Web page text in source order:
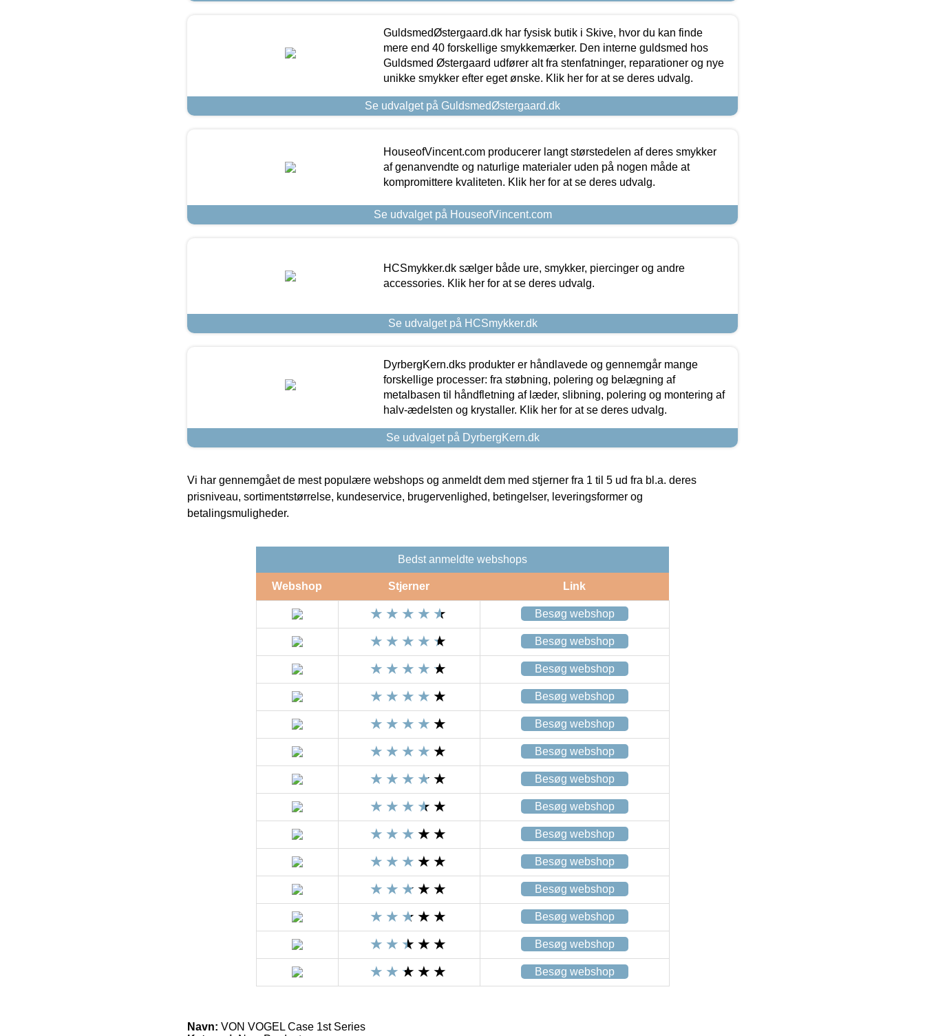
GuldsmedØstergaard.dk har fysisk butik i Skive, hvor du kan finde
mere end 40 forskellige smykkemærker. Den interne guldsmed hos
Guldsmed Østergaard udfører alt fra stenfatninger, reparationer og nye
unikke smykker efter eget ønske. Klik her for at se deres udvalg.
Se udvalget på GuldsmedØstergaard.dk
HouseofVincent.com producerer langt størstedelen af deres smykker
af genanvendte og naturlige materialer uden på nogen måde at
kompromittere kvaliteten. Klik her for at se deres udvalg.
Se udvalget på HouseofVincent.com
HCSmykker.dk sælger både ure, smykker, piercinger og andre
accessories. Klik her for at se deres udvalg.
Se udvalget på HCSmykker.dk
DyrbergKern.dks produkter er håndlavede og gennemgår mange
forskellige processer: fra støbning, polering og belægning af
metalbasen til håndfletning af læder, slibning, polering og montering af
halv-ædelsten og krystaller. Klik her for at se deres udvalg.
Se udvalget på DyrbergKern.dk
Vi har gennemgået de mest populære webshops og anmeldt dem med stjerner fra 1 til 5 ud fra bl.a. deres
prisniveau, sortimentstørrelse, kundeservice, brugervenlighed, betingelser, leveringsformer og
betalingsmuligheder.
Bedst anmeldte webshops
Webshop Stjerner Link
Besøg webshop
Besøg webshop
Besøg webshop
Besøg webshop
Besøg webshop
Besøg webshop
Besøg webshop
Besøg webshop
Besøg webshop
Besøg webshop
Besøg webshop
Besøg webshop
Besøg webshop
Besøg webshop
Navn: VON VOGEL Case 1st Series